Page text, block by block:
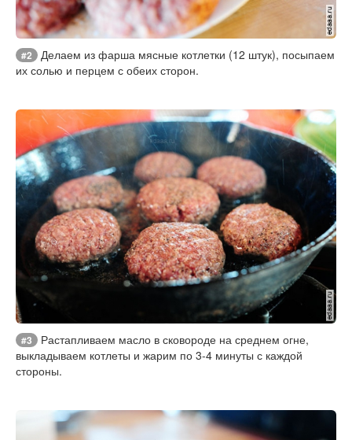
#2
Делаем из фарша мясные котлетки (12 штук), посыпаем
их солью и перцем с обеих сторон.
#3
Растапливаем масло в сковороде на среднем огне,
выкладываем котлеты и жарим по 3-4 минуты с каждой
стороны.